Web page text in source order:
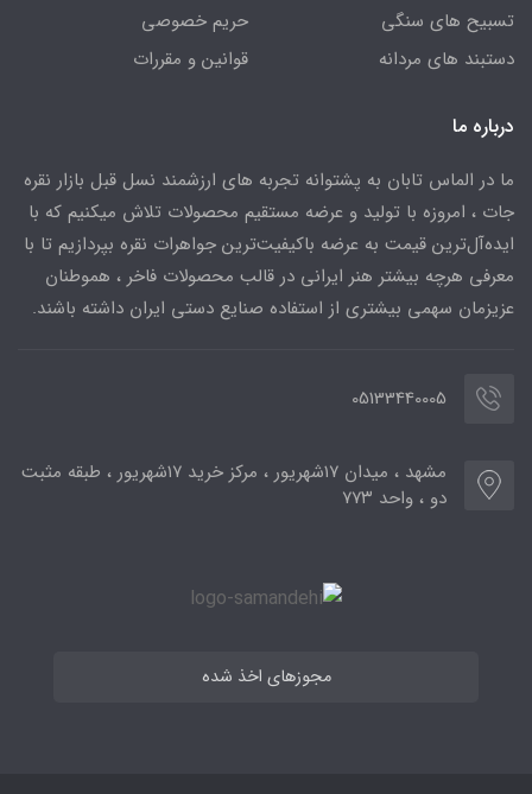
تسبیح های سنگی
دستبند های مردانه
حریم خصوصی
قوانین و مقررات
درباره ما
ما در الماس تابان به پشتوانه تجربه های ارزشمند نسل قبل بازار نقره
جات ، امروزه با تولید و عرضه مستقیم محصولات تلاش میکنیم که با
ایده‌آل‌ترین قیمت به عرضه باکیفیت‌ترین جواهرات نقره بپردازیم تا با
معرفی هرچه بیشتر هنر ایرانی در قالب محصولات فاخر ، هموطنان
عزیزمان سهمی بیشتری از استفاده صنایع دستی ایران داشته باشند.
05133440005
مشهد ، میدان ۱۷شهریور ، مرکز خرید ۱۷شهریور ، طبقه مثبت
دو ، واحد ۷۷۳
مجوزهای اخذ شده